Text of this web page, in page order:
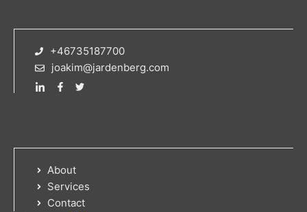
+46735187700
joakim@jardenberg.com
About
Services
Contact